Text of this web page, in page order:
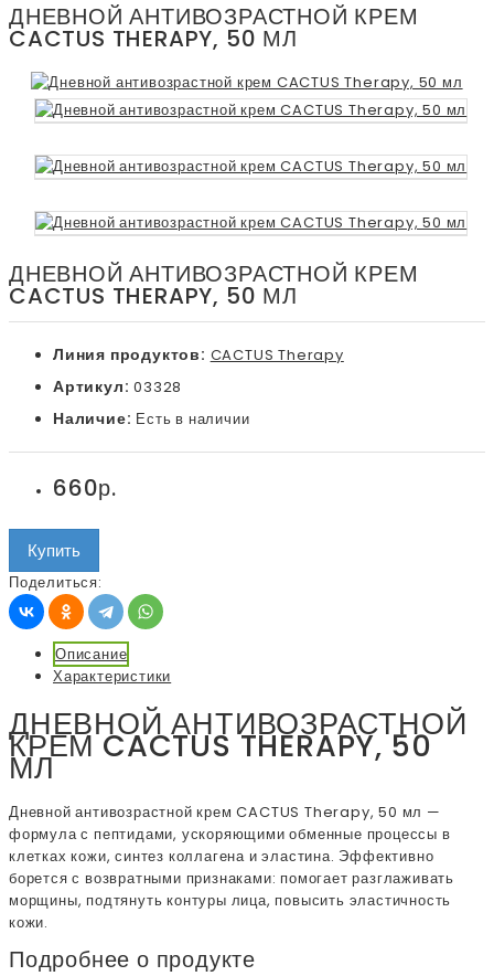
ДНЕВНОЙ АНТИВОЗРАСТНОЙ КРЕМ
CACTUS THERAPY, 50 МЛ
ДНЕВНОЙ АНТИВОЗРАСТНОЙ КРЕМ
CACTUS THERAPY, 50 МЛ
Линия продуктов: CACTUS Therapy
Артикул: 03328
Наличие: Есть в наличии
660р.
Купить
Поделиться:
Описание
Характеристики
ДНЕВНОЙ АНТИВОЗРАСТНОЙ
КРЕМ CACTUS THERAPY, 50
МЛ
Дневной антивозрастной крем CACTUS Therapy, 50 мл —
формула с пептидами, ускоряющими обменные процессы в
клетках кожи, синтез коллагена и эластина. Эффективно
борется с возвратными признаками: помогает разглаживать
морщины, подтянуть контуры лица, повысить эластичность
кожи.
Подробнее о продукте